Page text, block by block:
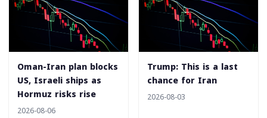
Oman-Iran plan blocks
US, Israeli ships as
Hormuz risks rise
2026-08-06
Trump: This is a last
chance for Iran
2026-08-03